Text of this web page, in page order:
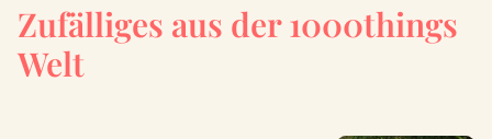
Zufälliges aus der 1000things
Welt